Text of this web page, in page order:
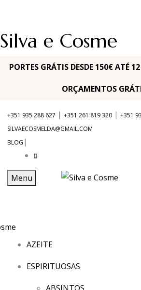
Silva e Cosme
PORTES GRÁTIS DESDE 150€
ORÇAMENTOS
+351 935 288 627 | +351 261 819 320 | +351
SILVAECOSMELDA@GMAIL.COM
BLOG |
Menu
AZEITE
ESPIRITUOSAS